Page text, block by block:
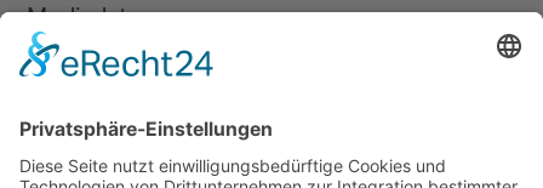
Mediadaten
Newsletter
LogIn
Legal